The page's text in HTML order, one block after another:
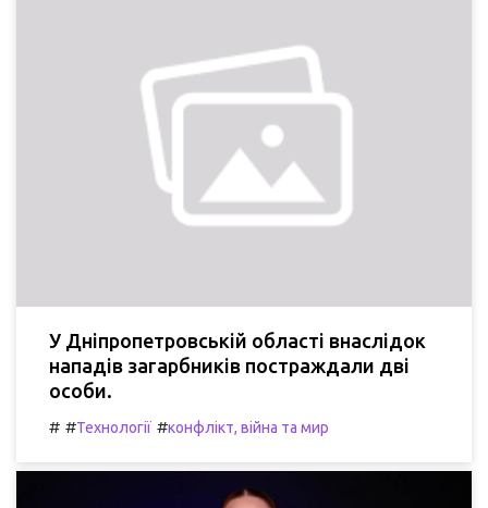
У Дніпропетровській області внаслідок
нападів загарбників постраждали дві
особи.
# #Технології #конфлікт, війна та мир